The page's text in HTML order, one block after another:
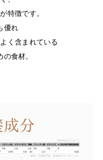
特徴です。
優れ
く含まれている
食材。